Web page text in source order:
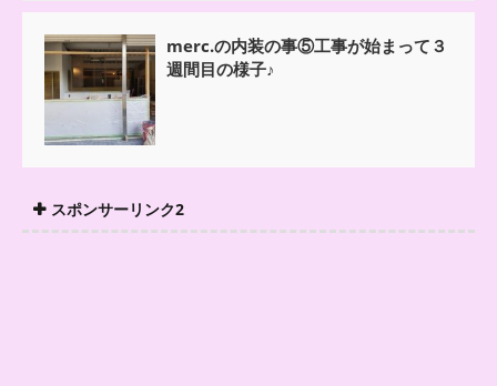
merc.の内装の事⑤工事が始まって３
週間目の様子♪
スポンサーリンク2